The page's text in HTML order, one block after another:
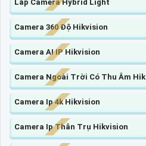
Lắp Camera Hybrid Light
Camera 360 Độ Hikvision
Camera AI IP Hikvision
Camera Ngoài Trời Có Thu Âm Hik
Camera Ip 4k Hikvision
Camera Ip Thân Trụ Hikvision